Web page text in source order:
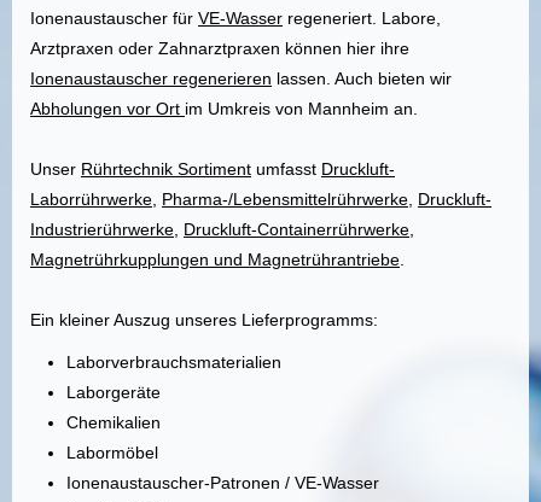
Ionenaustauscher für VE-Wasser regeneriert. Labore,
Arztpraxen oder Zahnarztpraxen können hier ihre
Ionenaustauscher regenerieren lassen. Auch bieten wir
Abholungen vor Ort im Umkreis von Mannheim an.
Unser Rührtechnik Sortiment umfasst Druckluft-
Laborrührwerke, Pharma-/Lebensmittelrührwerke, Druckluft-
Industrierührwerke, Druckluft-Containerrührwerke,
Magnetrührkupplungen und Magnetrührantriebe.
Ein kleiner Auszug unseres Lieferprogramms:
Laborverbrauchsmaterialien
Laborgeräte
Chemikalien
Labormöbel
Ionenaustauscher-Patronen / VE-Wasser